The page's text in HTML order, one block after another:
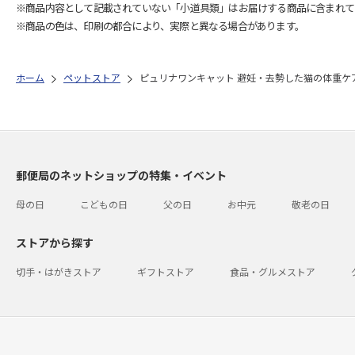
※商品内容として記載されていない「小道具類」はお届けする商品に含まれ
※商品の色は、印刷の都合により、実際と異なる場合があります。
ホーム ペットストア ピュリナワンキャット 避妊・去勢した猫の体重
郵便局のネットショップの特集・イベント
母の日 こどもの日 父の日 お中元 敬老の日
ストアから探す
切手・はがきストア ギフトストア 食品・グルメストア